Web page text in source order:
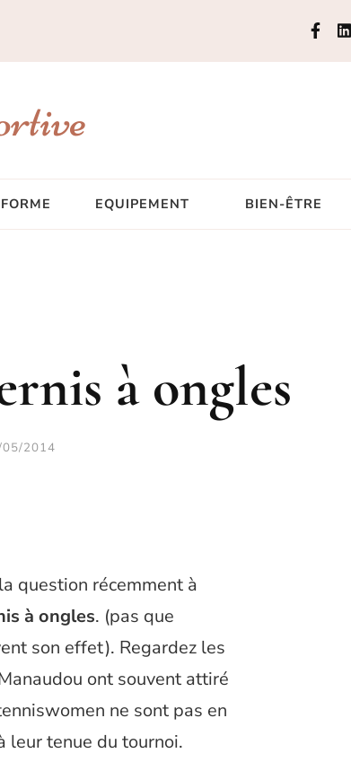
FORME EQUIPEMENT BIEN-ÊTRE
à ongles
2014
question récemment à
à ongles. (pas que
son effet). Regardez les
ont souvent attiré
ne sont pas en
leur tenue du tournoi.